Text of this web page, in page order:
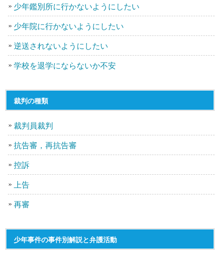
少年鑑別所に行かないようにしたい
少年院に行かないようにしたい
逆送されないようにしたい
学校を退学にならないか不安
裁判の種類
裁判員裁判
抗告審，再抗告審
控訴
上告
再審
少年事件の事件別解説と弁護活動